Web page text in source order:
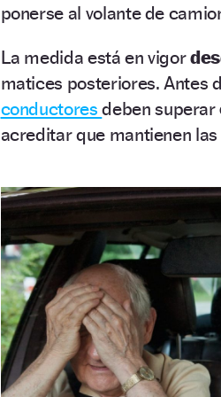
ponerse al volante de
La medida está en vigor
matices posteriores. Antes
conductoresdeben superar
acreditar que mantienen